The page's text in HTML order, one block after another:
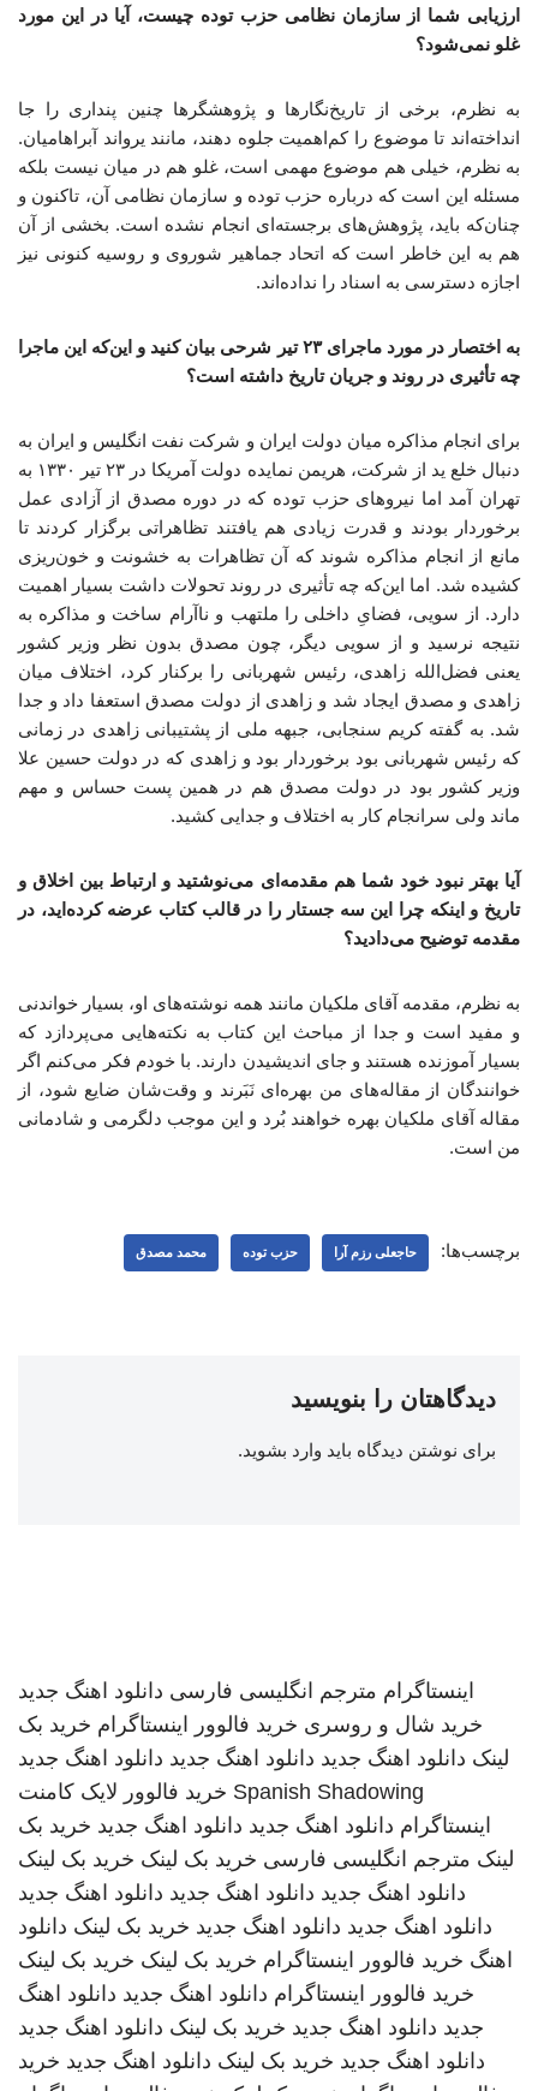
ارزیابی شما از سازمان نظامی حزب توده چیست، آیا در این مورد
غلو نمی‌شود؟
به نظرم، برخی از تاریخ‌نگارها و پژوهشگرها چنین پنداری را جا
انداخته‌اند تا موضوع را کم‌اهمیت جلوه دهند، مانند یرواند آبراهامیان.
به نظرم، خیلی هم موضوع مهمی است، غلو هم در میان نیست بلکه
مسئله این است که درباره حزب توده و سازمان نظامی آن، تاکنون و
چنان‌که باید، پژوهش‌های برجسته‌ای انجام نشده است. بخشی از آن
هم به این خاطر است که اتحاد جماهیر شوروی و روسیه کنونی نیز
اجازه دسترسی به اسناد را نداده‌اند.
به اختصار در مورد ماجرای۲۳تیر شرحی بیان کنید و این‌که این ماجرا
چه تأثیری در روند و جریان تاریخ داشته است؟
برای انجام مذاکره میان دولت ایران و شرکت نفت انگلیس و ایران به
دنبال خلع ید از شرکت، هریمن نمایده دولت آمریکا در ۲۳ تیر ۱۳۳۰ به
تهران آمد اما نیروهای حزب توده که در دوره مصدق از آزادی عمل
برخوردار بودند و قدرت زیادی هم یافتند تظاهراتی برگزار کردند تا
مانع از انجام مذاکره شوند که آن تظاهرات به خشونت و خون‌ریزی
کشیده شد. اما این‌که چه تأثیری در روند تحولات داشت بسیار اهمیت
دارد. از ‌سویی، فضایِ داخلی را ملتهب و ناآرام ساخت و مذاکره به
نتیجه نرسید و از سویی دیگر، چون مصدق بدون نظر وزیر کشور
یعنی فضل‌الله زاهدی، رئیس شهربانی را برکنار کرد، اختلاف میان
زاهدی و مصدق ایجاد شد و زاهدی از دولت مصدق استعفا داد و جدا
شد. به گفته کریم سنجابی، جبهه ملی از پشتیبانی زاهدی در زمانی
که رئیس شهربانی بود برخوردار بود و زاهدی که در دولت‌ حسین علا
وزیر کشور بود در دولت مصدق هم در همین پست حساس و مهم
ماند ولی سرانجام کار به اختلاف و جدایی کشید.
آیا بهتر نبود خود شما هم مقدمه‌ای می‌نوشتید و ارتباط بین اخلاق و
تاریخ و اینکه چرا این سه جستار را در قالب کتاب عرضه کرده‌اید، در
مقدمه توضیح می‌دادید؟
به نظرم، مقدمه آقای ملکیان مانند همه نوشته‌های او، بسیار خواندنی
و مفید است و جدا از مباحث این کتاب به نکته‌هایی می‌پردازد که
بسیار آموزنده هستند و جای اندیشیدن دارند. با خودم فکر می‌کنم اگر
خوانندگان از مقاله‌های من بهره‌ای نَبَرند و وقت‌شان ضایع شود، از
مقاله آقای ملکیان بهره خواهند بُرد و این موجب دلگرمی و شادمانی
من است.
برچسب‌ها: حاجعلی رزم آرا حزب توده محمد مصدق
دیدگاهتان را بنویسید
برای نوشتن دیدگاه باید وارد بشوید.
اینستاگرام مترجم انگلیسی فارسی دانلود اهنگ جدید
خرید شال و روسری خرید فالوور اینستاگرام خرید بک
لینک دانلود اهنگ جدید دانلود اهنگ جدید دانلود اهنگ جدید
Spanish Shadowing خرید فالوور لایک کامنت
اینستاگرام دانلود اهنگ جدید دانلود اهنگ جدید خرید بک
لینک مترجم انگلیسی فارسی خرید بک لینک خرید بک لینک
دانلود اهنگ جدید دانلود اهنگ جدید دانلود اهنگ جدید
دانلود اهنگ جدید دانلود اهنگ جدید خرید بک لینک دانلود
اهنگ خرید فالوور اینستاگرام خرید بک لینک خرید بک لینک
خرید فالوور اینستاگرام دانلود اهنگ جدید دانلود اهنگ
جدید دانلود اهنگ جدید خرید بک لینک دانلود اهنگ جدید
دانلود اهنگ جدید خرید بک لینک دانلود اهنگ جدید خرید